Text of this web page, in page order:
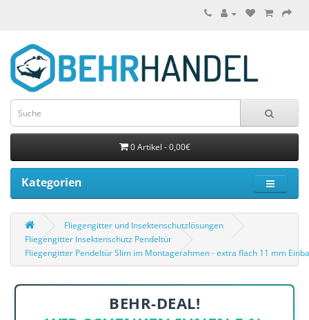
0 Artikel - 0,00€
Kategorien
Fliegengitter und Insektenschutzlösungen
Fliegengitter Insektenschutz Pendeltür
Fliegengitter Pendeltür Slim im Montagerahmen - extra flach 11 mm
BEHR-DEAL!